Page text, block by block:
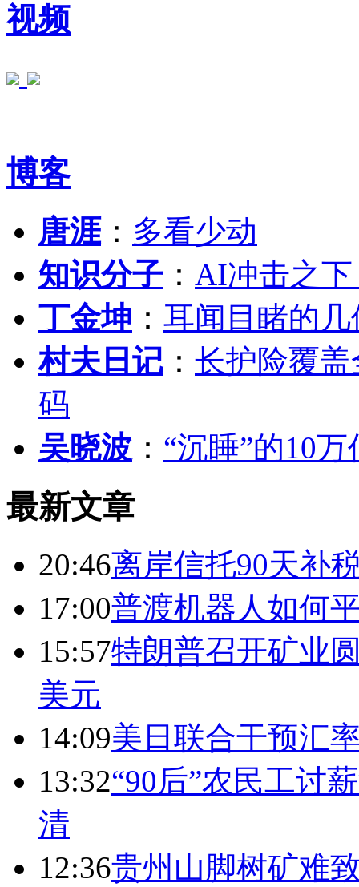
视频
博客
唐涯： 多看少动
知识分子 ： AI冲击之
丁金坤 ： 耳闻目睹的
村夫日记 ： 长护险覆
码
吴晓波 ： “沉睡”的10
最新文章
20:46离岸信托90天补
17:00普渡机器人如何
15:57特朗普召开矿业
美元
14:09美日联合干预汇
13:32“90后”农民工讨
清
12:36贵州山脚树矿难